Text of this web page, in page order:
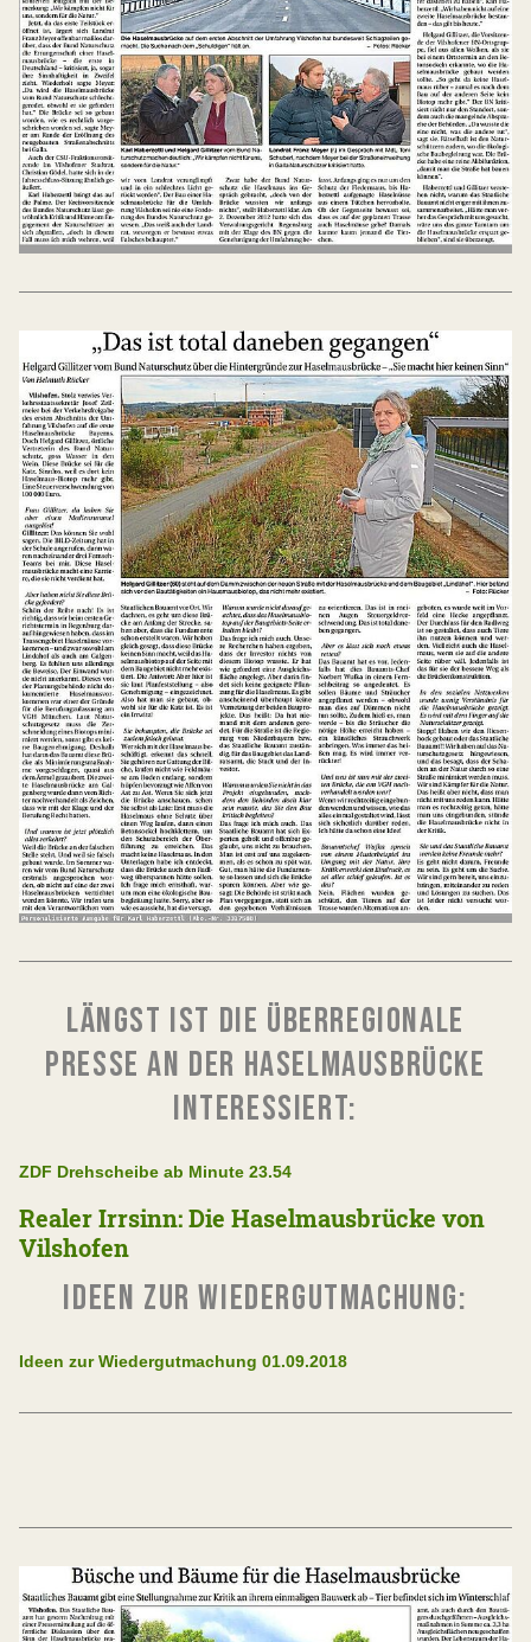
LÄNGST IST DIE ÜBERREGIONALE
PRESSE AN DER HASELMAUSBRÜCKE
INTERESSIERT:
ZDF Drehscheibe ab Minute 23.54
Realer Irrsinn: Die Haselmausbrücke von
Vilshofen
IDEEN ZUR WIEDERGUTMACHUNG:
Ideen zur Wiedergutmachung 01.09.2018